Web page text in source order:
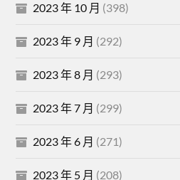
2023 年 10 月 (398)
2023 年 9 月 (292)
2023 年 8 月 (293)
2023 年 7 月 (299)
2023 年 6 月 (271)
2023 年 5 月 (208)